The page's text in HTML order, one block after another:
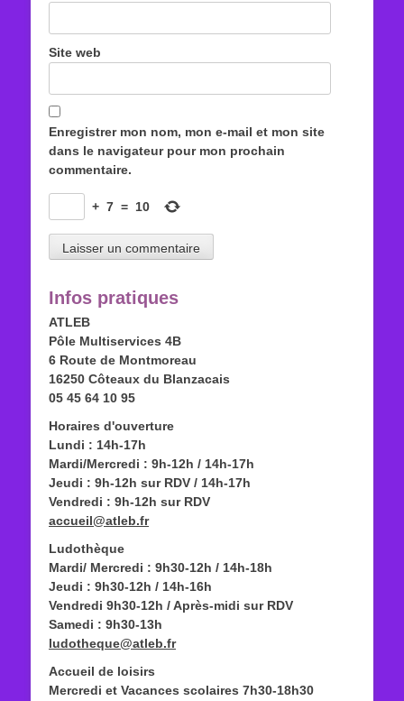
Site web
Enregistrer mon nom, mon e-mail et mon site
dans le navigateur pour mon prochain
commentaire.
+ 7 = 10
Infos pratiques
ATLEB
Pôle Multiservices 4B
6 Route de Montmoreau
16250 Côteaux du Blanzacais
05 45 64 10 95
Horaires d'ouverture
Lundi : 14h-17h
Mardi/Mercredi : 9h-12h / 14h-17h
Jeudi : 9h-12h sur RDV / 14h-17h
Vendredi : 9h-12h sur RDV
accueil@atleb.fr
Ludothèque
Mardi/ Mercredi : 9h30-12h / 14h-18h
Jeudi : 9h30-12h / 14h-16h
Vendredi 9h30-12h / Après-midi sur RDV
Samedi : 9h30-13h
ludotheque@atleb.fr
Accueil de loisirs
Mercredi et Vacances scolaires 7h30-18h30